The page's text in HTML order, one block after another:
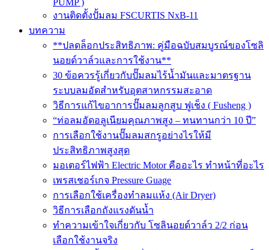
PUMP )
งานติดตั้งปั้มลม FSCURTIS NxB-11
บทความ
**ปลดล็อกประสิทธิภาพ: คู่มือฉบับสมบูรณ์ของโซลิ
นอยด์วาล์วและการใช้งาน**
30 ข้อควรรู้เกี่ยวกับปั๊มลมไร้น้ำมันและมาตรฐาน
ระบบลมอัดสำหรับอุตสาหกรรมสะอาด
วิธีการแก้ไขอาการปั๊มลมลูกสูบ ฟูเช็ง ( Fusheng )
“ท่อลมอัดอลูเนียมคุณภาพสูง – ทนทานกว่า 10 ปี”
การเลือกใช้งานปั๊มลมสกรูอย่างไรให้มี
ประสิทธิภาพสูงสุด
มอเตอร์ไฟฟ้า Electric Motor คืออะไร ทำหน้าที่อะไร
เพรสเชอร์เกจ Pressure Guage
การเลือกใช้เครื่องทำลมแห้ง (Air Dryer)
วิธีการเลือกถังแรงดันน้ำ
ทำความเข้าใจเกี่ยวกับ โซลินอยด์วาล์ว 2/2 ก่อน
เลือกใช้งานจริง